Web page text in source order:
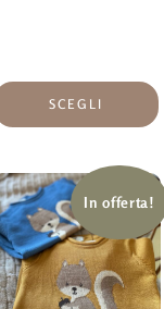
SCEGLI
In offerta!